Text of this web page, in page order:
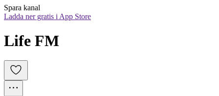
Spara kanal
Ladda ner gratis i App Store
Life FM